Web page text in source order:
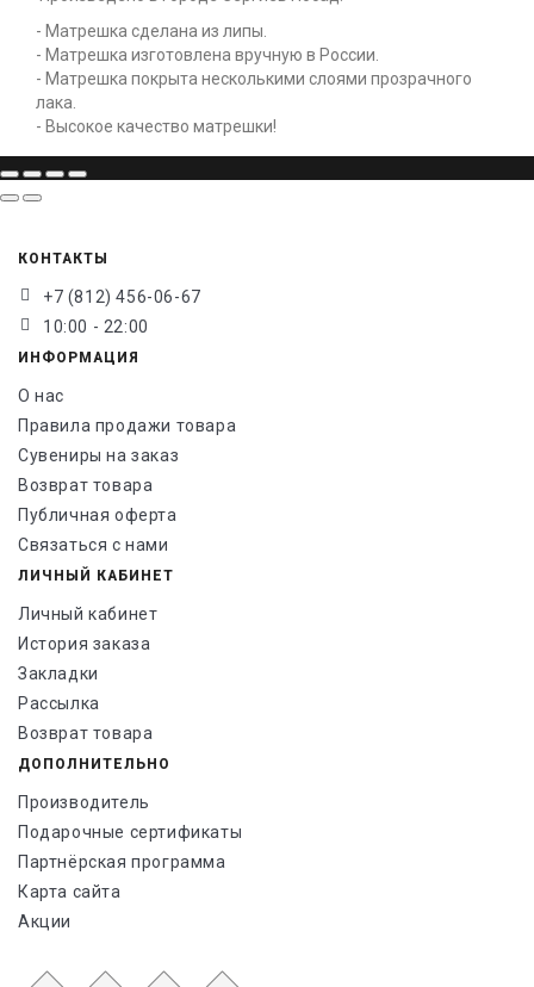
- Матрешка сделана из липы.
- Матрешка изготовлена вручную в России.
- Матрешка покрыта несколькими слоями прозрачного
лака.
- Высокое качество матрешки!
КОНТАКТЫ
+7 (812) 456-06-67
10:00 - 22:00
ИНФОРМАЦИЯ
О нас
Правила продажи товара
Сувениры на заказ
Возврат товара
Публичная оферта
Связаться с нами
ЛИЧНЫЙ КАБИНЕТ
Личный кабинет
История заказа
Закладки
Рассылка
Возврат товара
ДОПОЛНИТЕЛЬНО
Производитель
Подарочные сертификаты
Партнёрская программа
Карта сайта
Акции